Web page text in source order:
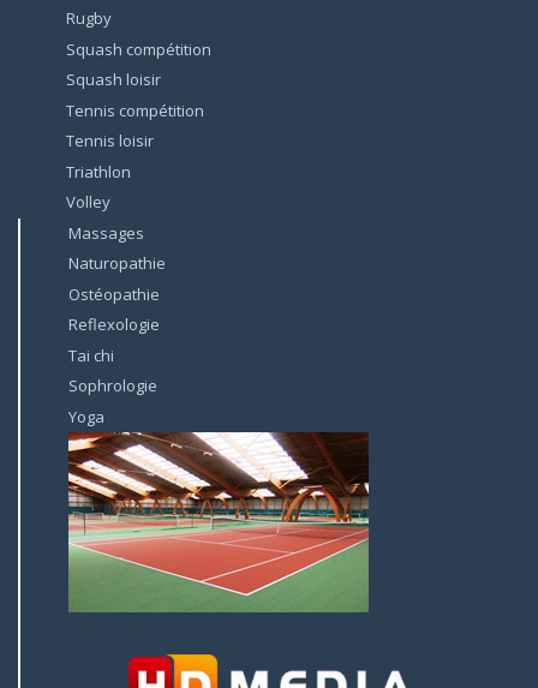
Rugby
Squash compétition
Squash loisir
Tennis compétition
Tennis loisir
Triathlon
Volley
Massages
Naturopathie
Ostéopathie
Reflexologie
Tai chi
Sophrologie
Yoga